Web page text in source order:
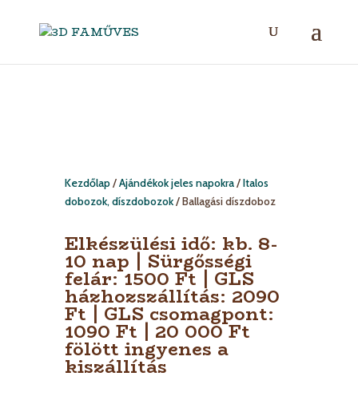
Kezdőlap/Ajándékok jeles napokra/Italos
dobozok, díszdobozok/ Ballagási díszdoboz
Elkészülési idő: kb. 8-
10 nap | Sürgősségi
felár: 1500 Ft | GLS
házhozszállítás: 2090
Ft | GLS csomagpont:
1090 Ft | 20 000 Ft
fölött ingyenes a
kiszállítás